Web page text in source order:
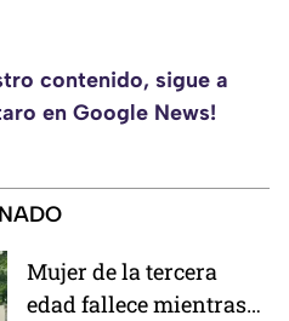
contenido, sigue a
en Google News!
Mujer de la tercera
edad fallece mientras